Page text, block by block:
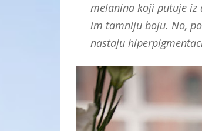
melanina koji putuje iz
im tamniju boju. No,
nastaju